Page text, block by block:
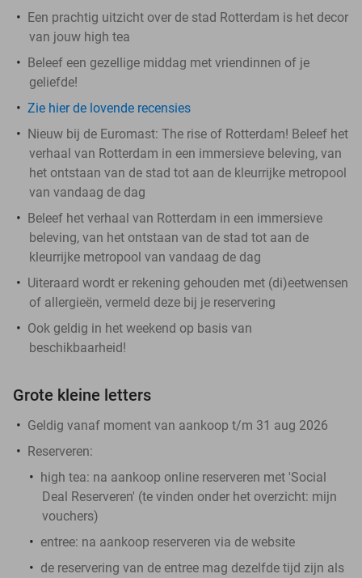
Een prachtig uitzicht over de stad Rotterdam is het decor
van jouw high tea
Beleef een gezellige middag met vriendinnen of je
geliefde!
Zie hier de lovende recensies
Nieuw bij de Euromast: The rise of Rotterdam! Beleef het
verhaal van Rotterdam in een immersieve beleving, van
het ontstaan van de stad tot aan de kleurrijke metropool
van vandaag de dag
Beleef het verhaal van Rotterdam in een immersieve
beleving, van het ontstaan van de stad tot aan de
kleurrijke metropool van vandaag de dag
Uiteraard wordt er rekening gehouden met (di)eetwensen
of allergieën, vermeld deze bij je reservering
Ook geldig in het weekend op basis van
beschikbaarheid!
Grote kleine letters
Geldig vanaf moment van aankoop t/m 31 aug 2026
Reserveren:
high tea: na aankoop online reserveren met 'Social
Deal Reserveren' (te vinden onder het overzicht: mijn
vouchers)
entree: na aankoop reserveren via de website
de reservering van de entree mag dezelfde tijd zijn als